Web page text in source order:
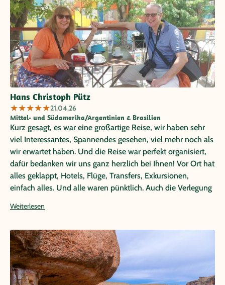
Hans Christoph Pütz
★★★★★21.04.26
Mittel- und Südamerika/Argentinien & Brasilien
Kurz gesagt, es war eine großartige Reise, wir haben sehr
viel Interessantes, Spannendes gesehen, viel mehr noch als
wir erwartet haben. Und die Reise war perfekt organisiert,
dafür bedanken wir uns ganz herzlich bei Ihnen! Vor Ort hat
alles geklappt, Hotels, Flüge, Transfers, Exkursionen,
einfach alles. Und alle waren pünktlich. Auch die Verlegung
gefragt hatten, hat Latventure ermöglicht. Und einen Flug
Stunde vorverlegt, dennoch war der Transfer bei unserer
Ankunft schon vor Ort. Das Einzige was nicht geklappt hat -
wir müssen es wirklich erwähnen - war die Anreise mit der
Deutschen Bahn zum Flughafen Düsseldorf. Da mussten
Weiterlesen